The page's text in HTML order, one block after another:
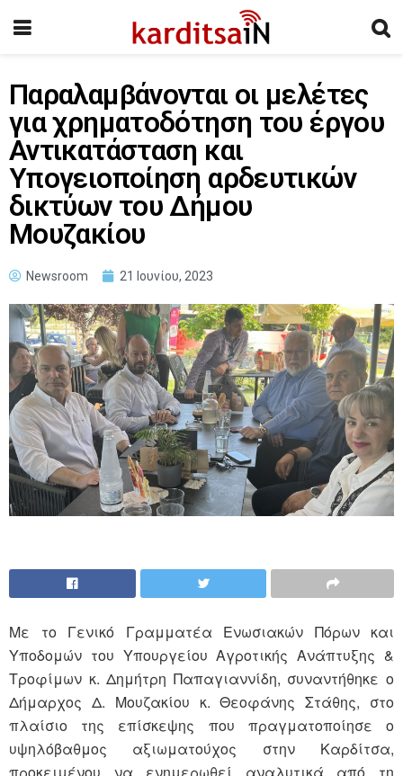
Παραλαμβάνονται οι μελέτες
για χρηματοδότηση του έργου
Αντικατάσταση και
Υπογειοποίηση αρδευτικών
δικτύων του Δήμου
Μουζακίου
Newsroom 21 Ιουνίου, 2023
Με το Γενικό Γραμματέα Ενωσιακών Πόρων και
Υποδομών του Υπουργείου Αγροτικής Ανάπτυξης &
Τροφίμων κ. Δημήτρη Παπαγιαννίδη, συναντήθηκε ο
Δήμαρχος Δ. Μουζακίου κ. Θεοφάνης Στάθης, στο
πλαίσιο της επίσκεψης που πραγματοποίησε ο
υψηλόβαθμος αξιωματούχος στην Καρδίτσα,